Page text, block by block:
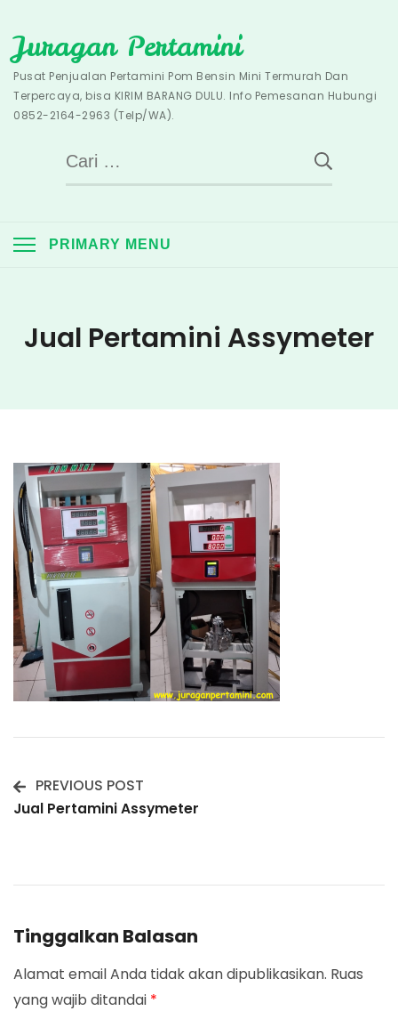
to
content
Juragan Pertamini
Pusat Penjualan Pertamini Pom Bensin Mini Termurah Dan
Terpercaya, bisa KIRIM BARANG DULU. Info Pemesanan Hubungi
0852-2164-2963 (Telp/WA).
Cari
untuk:
PRIMARY MENU
Jual Pertamini Assymeter
Post
PREVIOUS POST
Jual Pertamini Assymeter
Tinggalkan Balasan
Alamat email Anda tidak akan dipublikasikan. Ruas
yang wajib ditandai *